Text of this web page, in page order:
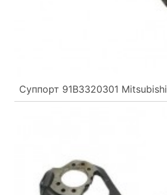
Суппорт 91B3320301 Mitsubishi